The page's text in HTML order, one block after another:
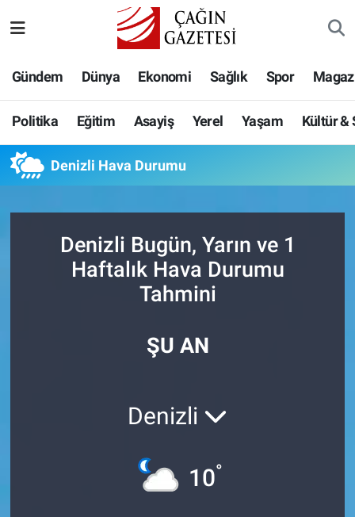
Gündem Dünya Ekonomi Sağlık Spor
Politika Eğitim Asayiş Yerel Yaşam Kültür &
Denizli Hava Durumu
Denizli Bugün, Yarın ve 1
Haftalık Hava Durumu
Tahmini
ŞU AN
Denizli
10°
Eğitim
Asayiş
Yerel
Kültür & Sanat
Hava Durumu
Namaz Vakitleri
Trafik Durumu
Tüm Manşetler
Son Dakika Haberleri